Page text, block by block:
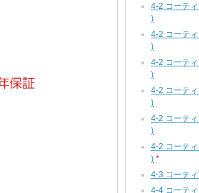
4-2 コーテ
)
4-2 コーテ
)
4-2 コーテ
)
4-2 コーテ
)
4-2 コーテ
)
4-2 コーテ
) *
4-3 コーテ
4-4 コーテ